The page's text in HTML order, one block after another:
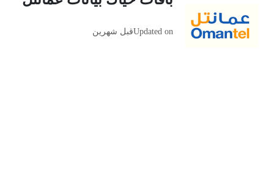
Updated onقبل شهرين